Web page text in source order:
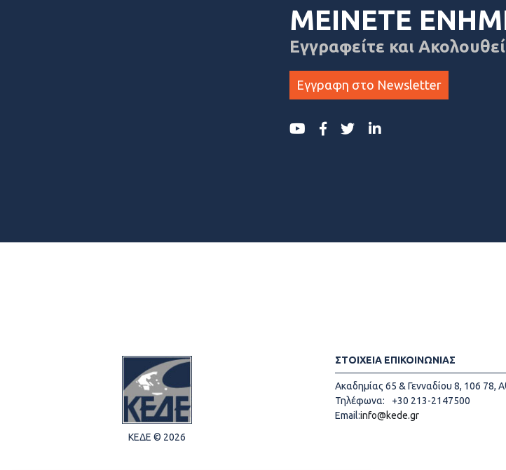
ΜΕΙΝΕΤΕ
Εγγραφείτε και
Εγγραφη στο Newsletter
ΚΕΔΕ © 2026
ΣΤΟΙΧΕΙΑ ΕΠΙΚΟΙΝΩΝΙΑΣ
Ακαδημίας 65 & Γενναδίου 8, 106 78,
Τηλέφωνα:
+30 213-2147500
Email:info@kede.gr